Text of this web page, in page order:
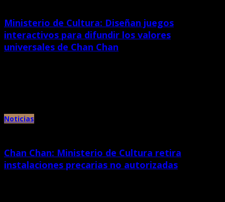
Ministerio de Cultura: Diseñan juegos
interactivos para difundir los valores
universales de Chan Chan
Noticias
Chan Chan: Ministerio de Cultura retira
instalaciones precarias no autorizadas